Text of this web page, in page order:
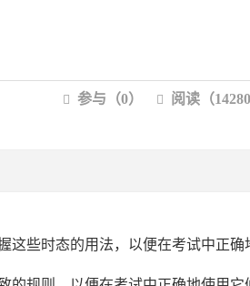
参与（0） 阅读（14280
这些时态的用法，以便在考试中正确